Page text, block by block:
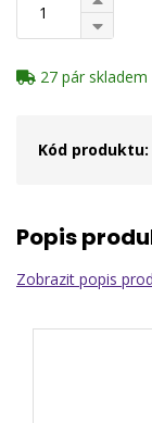
27 pár skladem
Kód produktu:
Popis
Zobrazit popis